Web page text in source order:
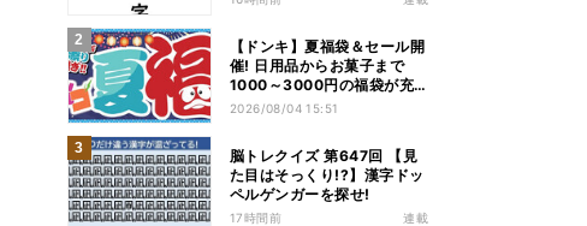
【ドンキ】夏福袋＆セール開
催! 日用品からお菓子まで
1000～3000円の福袋が充
実、家電やアパレルなど人気
2026/08/04 15:51
脳トレクイズ 第647回 【見
た目はそっくり!?】漢字ドッ
ペルゲンガーを探せ!
17時間前 連載